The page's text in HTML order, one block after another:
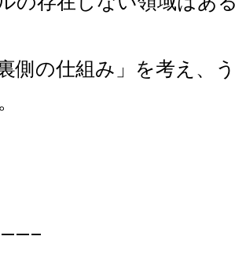
側の仕組み」を考え、